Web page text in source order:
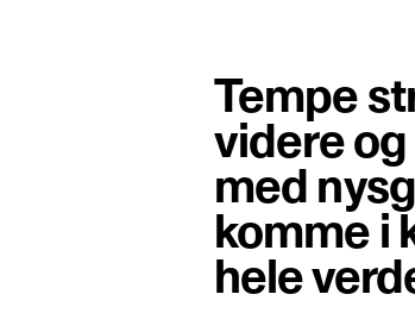
Tempe
videre
med
komme i
hele